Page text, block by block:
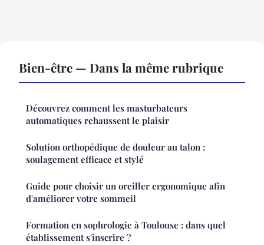
Bien-être — Dans la même rubrique
Découvrez comment les masturbateurs
automatiques rehaussent le plaisir
Solution orthopédique de douleur au talon :
soulagement efficace et stylé
Guide pour choisir un oreiller ergonomique afin
d'améliorer votre sommeil
Formation en sophrologie à Toulouse : dans quel
établissement s'inscrire ?